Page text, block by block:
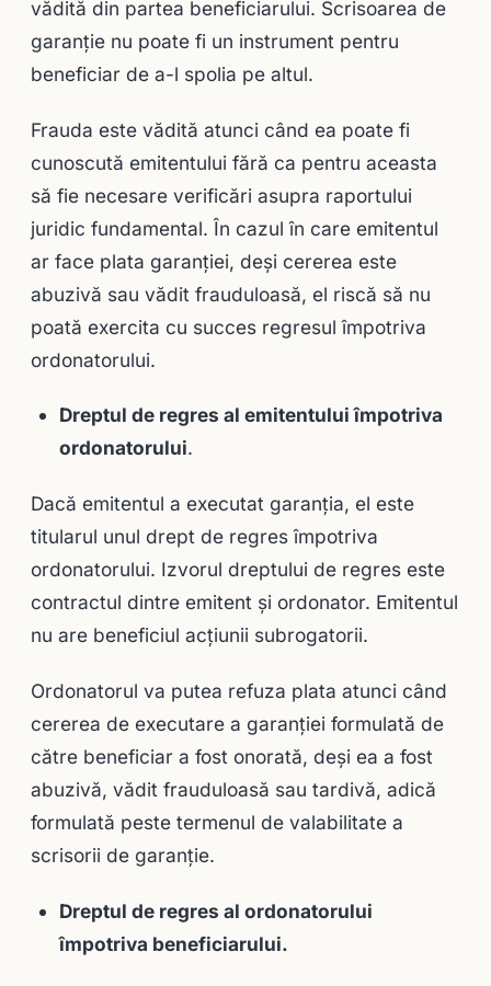
vădită din partea beneficiarului. Scrisoarea de
garanţie nu poate fi un instrument pentru
beneficiar de a-l spolia pe altul.
Frauda este vădită atunci când ea poate fi
cunoscută emitentului fără ca pentru aceasta
să fie necesare verificări asupra raportului
juridic fundamental. În cazul în care emitentul
ar face plata garanţiei, deşi cererea este
abuzivă sau vădit frauduloasă, el riscă să nu
poată exercita cu succes regresul împotriva
ordonatorului.
Dreptul de regres al emitentului împotriva
ordonatorului.
Dacă emitentul a executat garanţia, el este
titularul unul drept de regres împotriva
ordonatorului. Izvorul dreptului de regres este
contractul dintre emitent şi ordonator. Emitentul
nu are beneficiul acţiunii subrogatorii.
Ordonatorul va putea refuza plata atunci când
cererea de executare a garanţiei formulată de
către beneficiar a fost onorată, deşi ea a fost
abuzivă, vădit frauduloasă sau tardivă, adică
formulată peste termenul de valabilitate a
scrisorii de garanţie.
Dreptul de regres al ordonatorului
împotriva beneficiarului.